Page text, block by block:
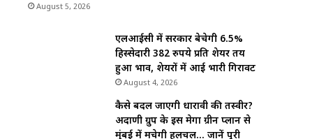
August 5, 2026
एलआईसी में सरकार बेचेगी 6.5%
हिस्सेदारी 382 रुपये प्रति शेयर तय
हुआ भाव, शेयरों में आई भारी गिरावट
August 4, 2026
कैसे बदल जाएगी धारावी की तस्वीर?
अदाणी ग्रुप के इस मेगा ग्रीन प्लान से
मुंबई में मचेगी हलचल… जानें पूरी